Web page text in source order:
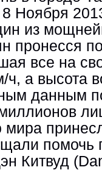
Ноября
из
пронесся
все на
ч, а высота
данным
мира
помочь
Китвуд